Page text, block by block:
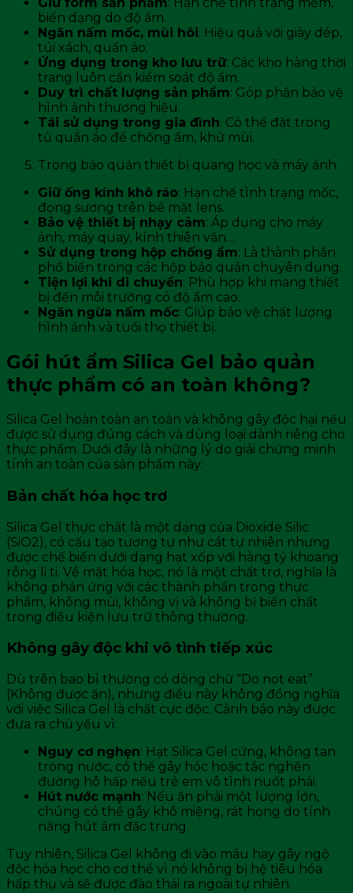
Giữ form sản phẩm: Hạn chế tình trạng mềm,
biến dạng do độ ẩm.
Ngăn nấm mốc, mùi hôi: Hiệu quả với giày dép,
túi xách, quần áo.
Ứng dụng trong kho lưu trữ: Các kho hàng thời
trang luôn cần kiểm soát độ ẩm.
Duy trì chất lượng sản phẩm: Góp phần bảo vệ
hình ảnh thương hiệu.
Tái sử dụng trong gia đình: Có thể đặt trong
tủ quần áo để chống ẩm, khử mùi.
Trong bảo quản thiết bị quang học và máy ảnh
Giữ ống kính khô ráo: Hạn chế tình trạng mốc,
đọng sương trên bề mặt lens.
Bảo vệ thiết bị nhạy cảm: Áp dụng cho máy
ảnh, máy quay, kính thiên văn…
Sử dụng trong hộp chống ẩm: Là thành phần
phổ biến trong các hộp bảo quản chuyên dụng.
Tiện lợi khi di chuyển: Phù hợp khi mang thiết
bị đến môi trường có độ ẩm cao.
Ngăn ngừa nấm mốc: Giúp bảo vệ chất lượng
hình ảnh và tuổi thọ thiết bị.
Gói hút ẩm Silica Gel bảo quản
thực phẩm có an toàn không?
Silica Gel hoàn toàn an toàn và không gây độc hại nếu
được sử dụng đúng cách và dùng loại dành riêng cho
thực phẩm. Dưới đây là những lý do giải chứng minh
tính an toàn của sản phẩm này:
Bản chất hóa học trơ
Silica Gel thực chất là một dạng của Dioxide Silic
(SiO2), có cấu tạo tương tự như cát tự nhiên nhưng
được chế biến dưới dạng hạt xốp với hàng tỷ khoang
rỗng li ti. Về mặt hóa học, nó là một chất trơ, nghĩa là
không phản ứng với các thành phần trong thực
phẩm, không mùi, không vị và không bị biến chất
trong điều kiện lưu trữ thông thường.
Không gây độc khi vô tình tiếp xúc
Dù trên bao bì thường có dòng chữ “Do not eat”
(Không được ăn), nhưng điều này không đồng nghĩa
với việc Silica Gel là chất cực độc. Cảnh báo này được
đưa ra chủ yếu vì:
Nguy cơ nghẹn: Hạt Silica Gel cứng, không tan
trong nước, có thể gây hóc hoặc tắc nghẽn
đường hô hấp nếu trẻ em vô tình nuốt phải.
Hút nước mạnh: Nếu ăn phải một lượng lớn,
chúng có thể gây khô miệng, rát họng do tính
năng hút ẩm đặc trưng.
Tuy nhiên, Silica Gel không đi vào máu hay gây ngộ
độc hóa học cho cơ thể vì nó không bị hệ tiêu hóa
hấp thụ và sẽ được đào thải ra ngoài tự nhiên.